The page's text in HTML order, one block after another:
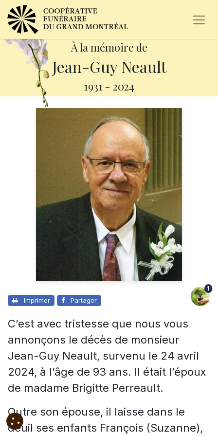
À la mémoire de
Jean-Guy Neault
1931 - 2024
Imprimer Partager
1
C’est avec tristesse que nous vous
annonçons le décès de monsieur
Jean-Guy Neault, survenu le 24 avril
2024, à l’âge de 93 ans. Il était l’époux
de madame Brigitte Perreault.
Outre son épouse, il laisse dans le
deuil ses enfants François (Suzanne),